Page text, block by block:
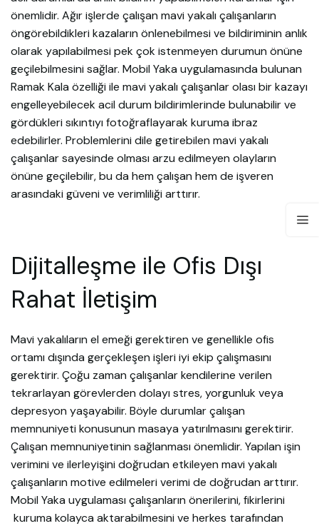
önemlidir. Ağır işlerde çalışan mavi yakalı çalışanların
öngörebildikleri kazaların önlenebilmesi ve bildiriminin anlık
olarak yapılabilmesi pek çok istenmeyen durumun önüne
geçilebilmesini sağlar. Mobil Yaka uygulamasında bulunan
Ramak Kala özelliği ile mavi yakalı çalışanlar olası bir kazayı
engelleyebilecek acil durum bildirimlerinde bulunabilir ve
gördükleri sıkıntıyı fotoğraflayarak kuruma ibraz
edebilirler. Problemlerini dile getirebilen mavi yakalı
çalışanlar sayesinde olması arzu edilmeyen olayların
önüne geçilebilir, bu da hem çalışan hem de işveren
arasındaki güveni ve verimliliği arttırır.
Dijitalleşme ile Ofis Dışı
Rahat İletişim
Mavi yakalıların el emeği gerektiren ve genellikle ofis
ortamı dışında gerçekleşen işleri iyi ekip çalışmasını
gerektirir. Çoğu zaman çalışanlar kendilerine verilen
tekrarlayan görevlerden dolayı stres, yorgunluk veya
depresyon yaşayabilir. Böyle durumlar çalışan
memnuniyeti konusunun masaya yatırılmasını gerektirir.
Çalışan memnuniyetinin sağlanması önemlidir. Yapılan işin
verimini ve ilerleyişini doğrudan etkileyen mavi yakalı
çalışanların motive edilmeleri verimi de doğrudan arttırır.
Mobil Yaka uygulaması çalışanların önerilerini, fikirlerini
kuruma kolayca aktarabilmesini ve herkes tarafından